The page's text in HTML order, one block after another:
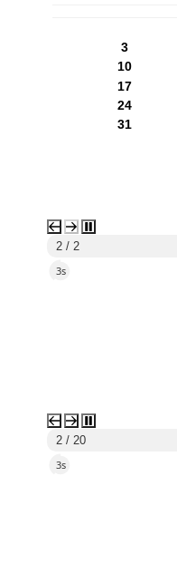
3
10
17
24
31
2 / 2
1s
2 / 20
1s